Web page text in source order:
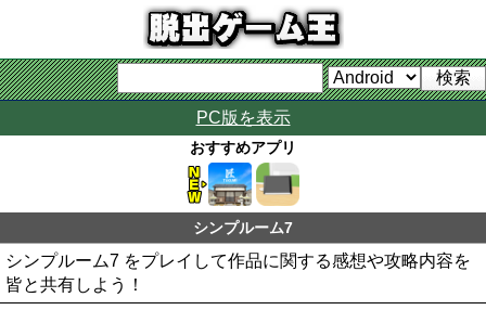
PC版を表示
おすすめアプリ
シンプルーム7
シンプルーム7 をプレイして作品に関する感想や攻略内容を
皆と共有しよう！